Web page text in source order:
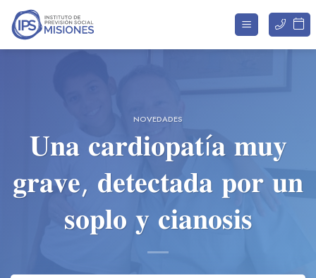
Saltar
contenido
NOVEDADES
𝐔𝐧𝐚 𝐜𝐚𝐫𝐝𝐢𝐨𝐩𝐚𝐭í𝐚 𝐦𝐮𝐲
𝐠𝐫𝐚𝐯𝐞, 𝐝𝐞𝐭𝐞𝐜𝐭𝐚𝐝𝐚 𝐩𝐨𝐫 𝐮𝐧
𝐬𝐨𝐩𝐥𝐨 𝐲 𝐜𝐢𝐚𝐧𝐨𝐬𝐢𝐬